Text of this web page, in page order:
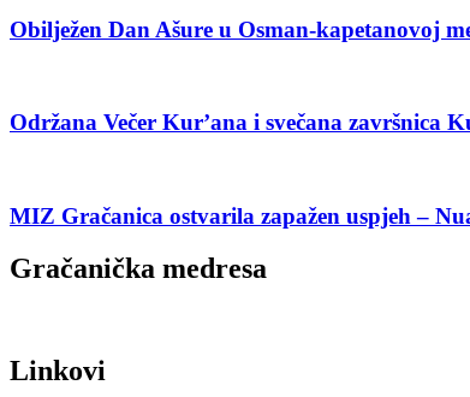
Obilježen Dan Ašure u Osman-kapetanovoj
Održana Večer Kur’ana i svečana završnica
MIZ Gračanica ostvarila zapažen uspjeh –
Gračanička medresa
Linkovi